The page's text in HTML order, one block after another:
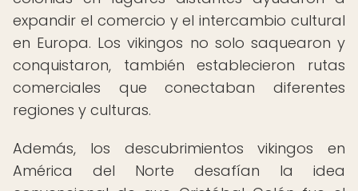
expandir el comercio y el intercambio cultural
en Europa. Los vikingos no solo saquearon y
conquistaron, también establecieron rutas
comerciales que conectaban diferentes
regiones y culturas.
Además, los descubrimientos vikingos en
América del Norte desafían la idea